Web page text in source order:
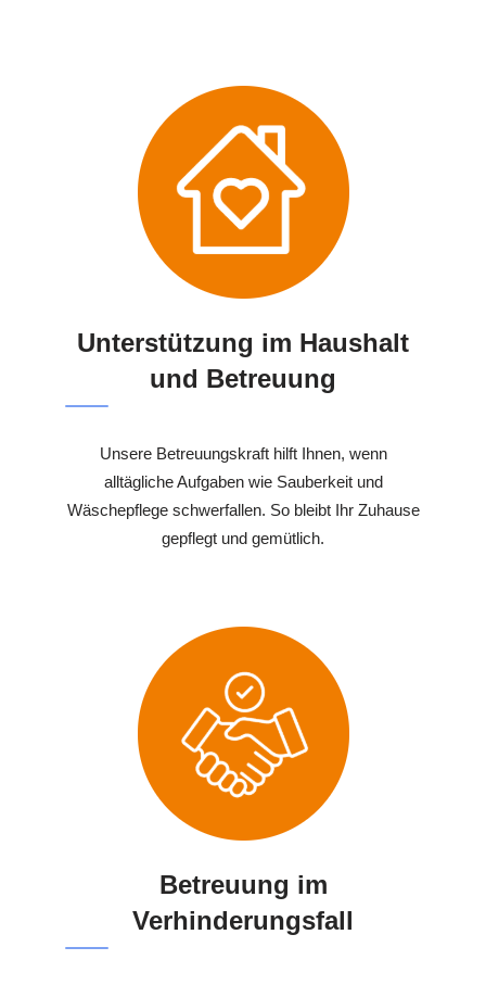
Unterstützung im Haushalt
und Betreuung
Unsere Betreuungskraft hilft Ihnen, wenn
alltägliche Aufgaben wie Sauberkeit und
Wäschepflege schwerfallen. So bleibt Ihr Zuhause
gepflegt und gemütlich.
Betreuung im
Verhinderungsfall